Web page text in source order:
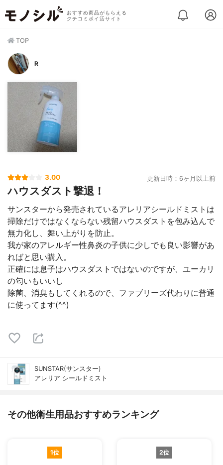
おすすめ商品がもらえる
クチコミポイ活サイト
TOP
R
3.00 更新日時：6ヶ月以上前
ハウスダスト撃退！
サンスターから発売されているアレリアシールドミストは
掃除だけではなくならない残留ハウスダストを包み込んで
無力化し、舞い上がりを防止。
我が家のアレルギー性鼻炎の子供に少しでも良い影響があ
ればと思い購入。
正確には息子はハウスダストではないのですが、ユーカリ
の匂いもいいし
除菌、消臭もしてくれるので、ファブリーズ代わりに普通
に使ってます(^^)
SUNSTAR(サンスター)
アレリア シールドミスト
その他衛生用品おすすめランキング
1位 2位